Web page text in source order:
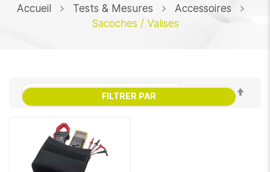
Accueil Tests & Mesures
Accessoires
Sacoches / Valises
FILTRER PAR